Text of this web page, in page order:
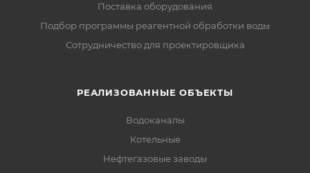
Поставка оборудования
Подбор программы реагентной обработки воды
Сотрудничество для проектировщика
РЕАЛИЗОВАННЫЕ ОБЪЕКТЫ
Водоканалы
Котельные
Нефтегазовые заводы